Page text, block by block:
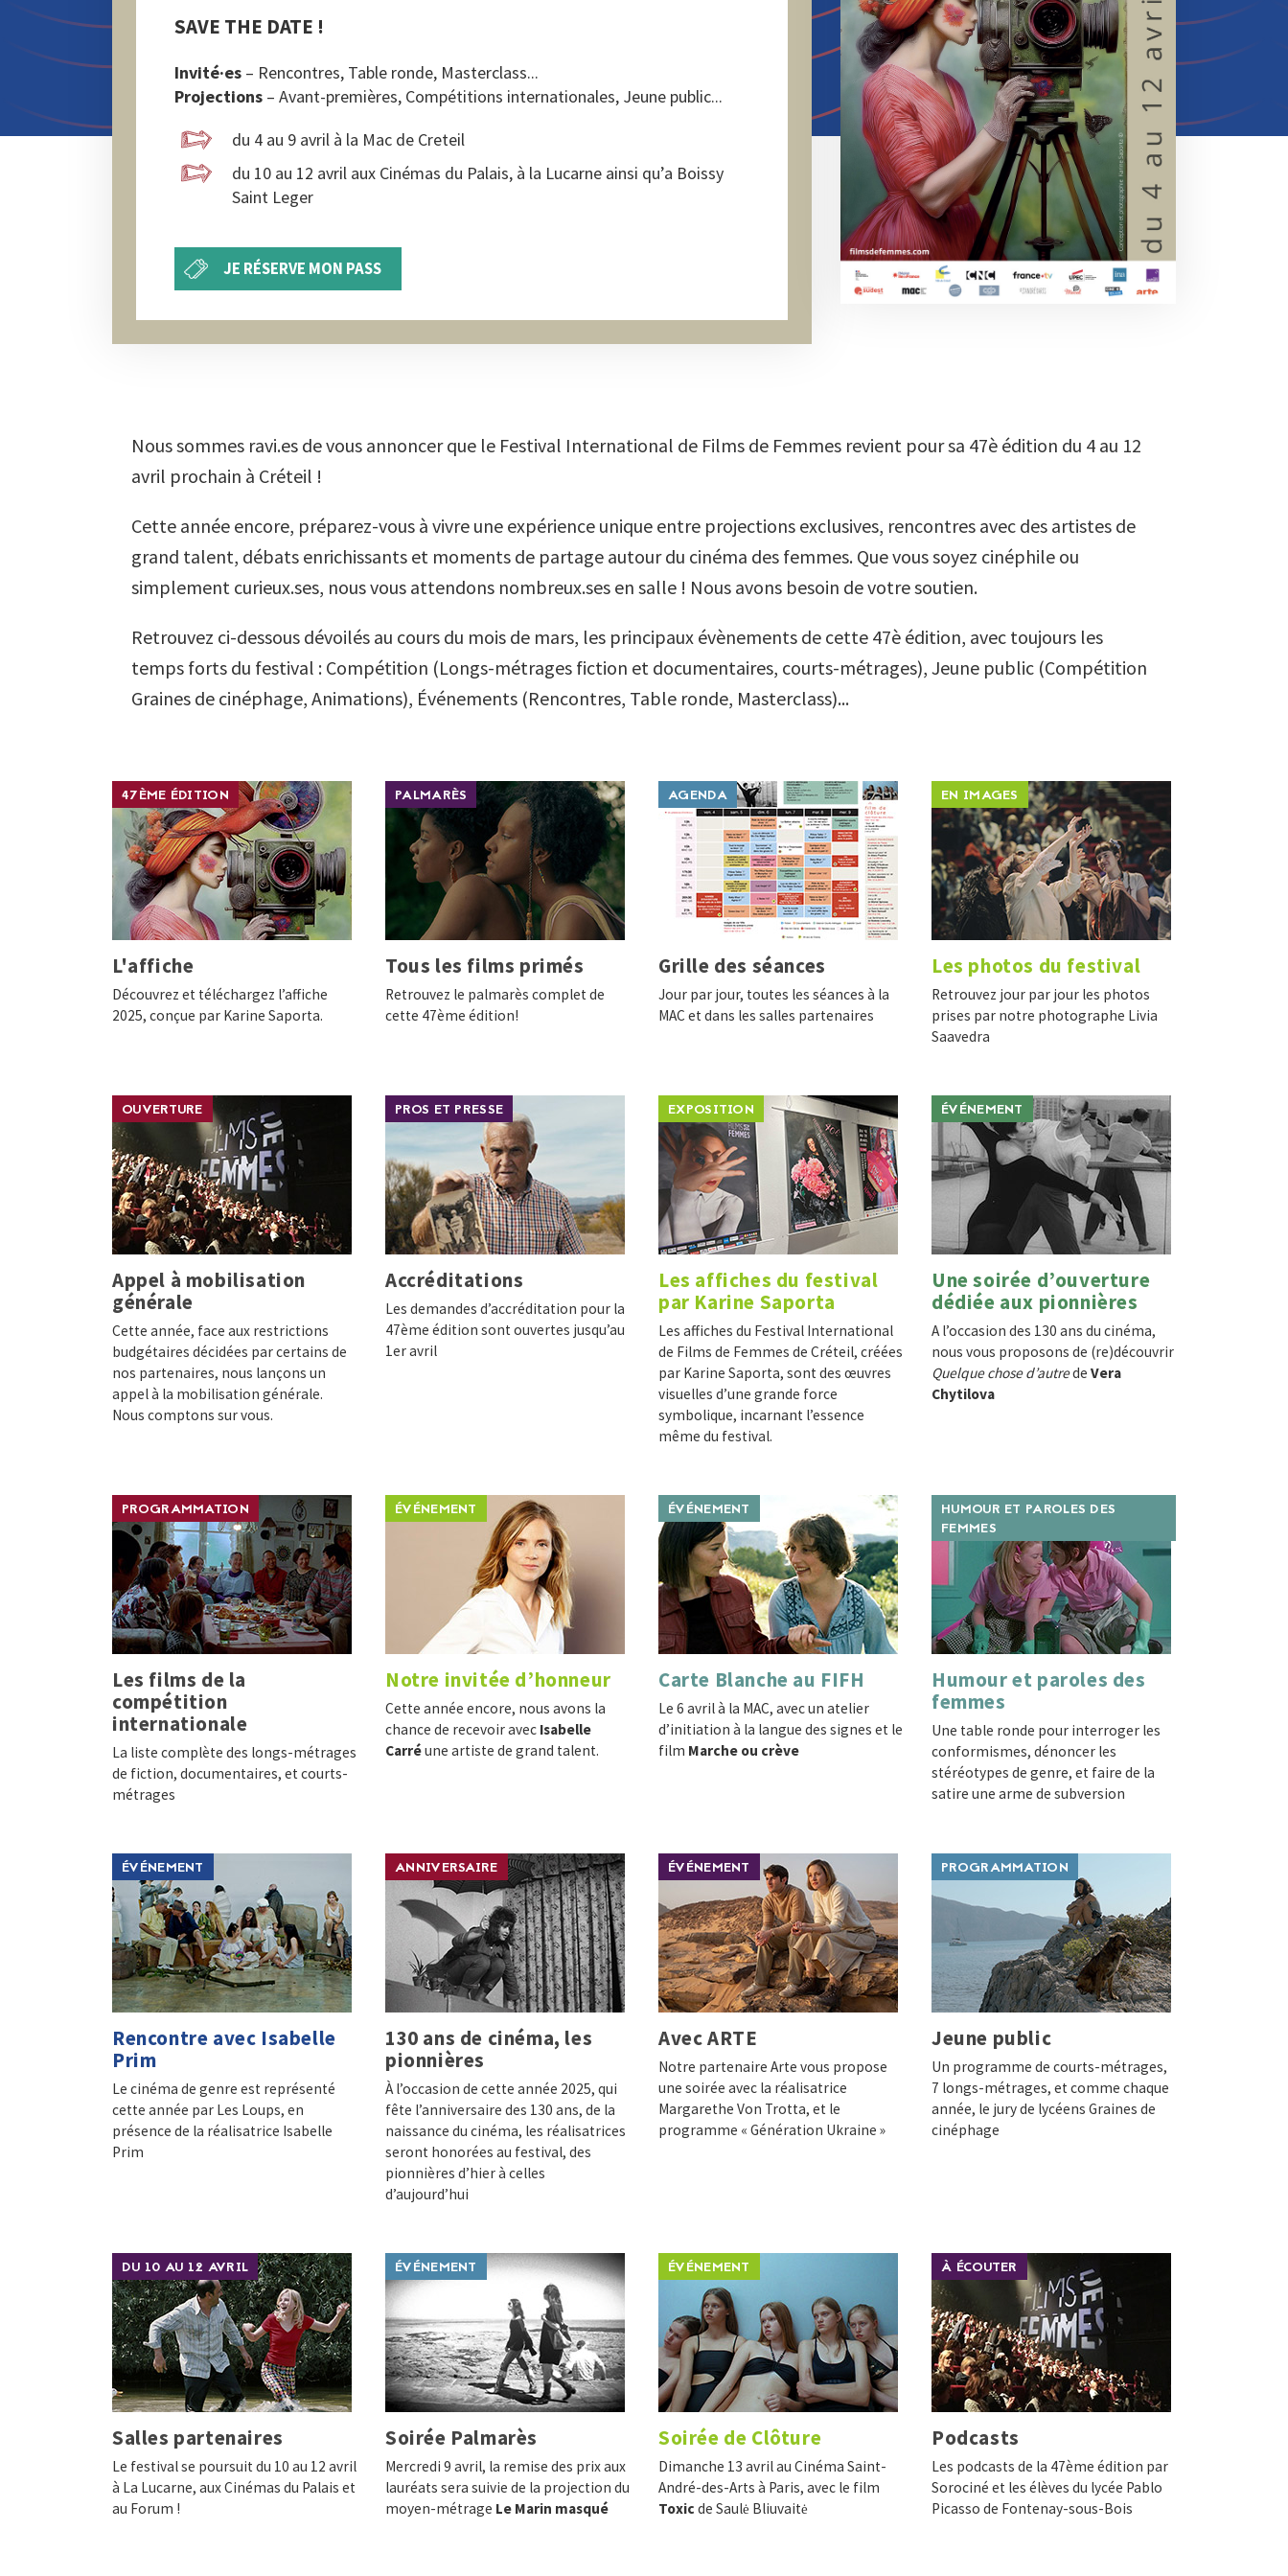
SAVE THE DATE !
Invité·es – Rencontres, Table ronde, Masterclass...
Projections – Avant-premières, Compétitions internationales, Jeune public...
du 4 au 9 avril à la Mac de Creteil
du 10 au 12 avril aux Cinémas du Palais, à la Lucarne ainsi qu’a Boissy
Saint Leger
JE RÉSERVE MON PASS
Nous sommes ravi.es de vous annoncer que le Festival International de Films de Femmes revient pour sa 47è édition du 4 au 12
avril prochain à Créteil !
Cette année encore, préparez-vous à vivre une expérience unique entre projections exclusives, rencontres avec des artistes de
grand talent, débats enrichissants et moments de partage autour du cinéma des femmes. Que vous soyez cinéphile ou
simplement curieux.ses, nous vous attendons nombreux.ses en salle ! Nous avons besoin de votre soutien.
Retrouvez ci-dessous dévoilés au cours du mois de mars, les principaux évènements de cette 47è édition, avec toujours les
temps forts du festival : Compétition (Longs-métrages fiction et documentaires, courts-métrages), Jeune public (Compétition
Graines de cinéphage, Animations), Événements (Rencontres, Table ronde, Masterclass)...
47ÈME ÉDITION
L'affiche
Découvrez et téléchargez l’affiche
2025, conçue par Karine Saporta.
PALMARÈS
Tous les films primés
Retrouvez le palmarès complet de
cette 47ème édition!
AGENDA
Grille des séances
Jour par jour, toutes les séances à la
MAC et dans les salles partenaires
EN IMAGES
Les photos du festival
Retrouvez jour par jour les photos
prises par notre photographe Livia
Saavedra
OUVERTURE
Appel à mobilisation
générale
Cette année, face aux restrictions
budgétaires décidées par certains de
nos partenaires, nous lançons un
appel à la mobilisation générale.
Nous comptons sur vous.
PROS ET PRESSE
Accréditations
Les demandes d’accréditation pour la
47ème édition sont ouvertes jusqu’au
1er avril
EXPOSITION
Les affiches du festival
par Karine Saporta
Les affiches du Festival International
de Films de Femmes de Créteil, créées
par Karine Saporta, sont des œuvres
visuelles d’une grande force
symbolique, incarnant l’essence
même du festival.
ÉVÉNEMENT
Une soirée d’ouverture
dédiée aux pionnières
A l’occasion des 130 ans du cinéma,
nous vous proposons de (re)découvrir
Quelque chose d’autrede Vera
Chytilova
PROGRAMMATION
Les films de la
compétition
internationale
La liste complète des longs-métrages
de fiction, documentaires, et courts-
métrages
ÉVÉNEMENT
Notre invitée d’honneur
Cette année encore, nous avons la
chance de recevoir avec Isabelle
Carréune artiste de grand talent.
ÉVÉNEMENT
Carte Blanche au FIFH
Le 6 avril à la MAC, avec un atelier
d’initiation à la langue des signes et le
film Marche ou crève
HUMOUR ET PAROLES DES
FEMMES
Humour et paroles des
femmes
Une table ronde pour interroger les
conformismes, dénoncer les
stéréotypes de genre, et faire de la
satire une arme de subversion
ÉVÉNEMENT
Rencontre avec Isabelle
Prim
Le cinéma de genre est représenté
cette année par Les Loups, en
présence de la réalisatrice Isabelle
Prim
ANNIVERSAIRE
130 ans de cinéma, les
pionnières
À l’occasion de cette année 2025, qui
fête l’anniversaire des 130 ans, de la
naissance du cinéma, les réalisatrices
seront honorées au festival, des
pionnières d’hier à celles
d’aujourd’hui
ÉVÉNEMENT
Avec ARTE
Notre partenaire Arte vous propose
une soirée avec la réalisatrice
Margarethe Von Trotta, et le
programme « Génération Ukraine »
PROGRAMMATION
Jeune public
Un programme de courts-métrages,
7 longs-métrages, et comme chaque
année, le jury de lycéens Graines de
cinéphage
DU 10 AU 12 AVRIL
Salles partenaires
Le festival se poursuit du 10 au 12 avril
à La Lucarne, aux Cinémas du Palais et
au Forum !
ÉVÉNEMENT
Soirée Palmarès
Mercredi 9 avril, la remise des prix aux
lauréats sera suivie de la projection du
moyen-métrage Le Marin masqué
ÉVÉNEMENT
Soirée de Clôture
Dimanche 13 avril au Cinéma Saint-
André-des-Arts à Paris, avec le film
Toxic de Saulė Bliuvaitė
À ÉCOUTER
Podcasts
Les podcasts de la 47ème édition par
Sorociné et les élèves du lycée Pablo
Picasso de Fontenay-sous-Bois